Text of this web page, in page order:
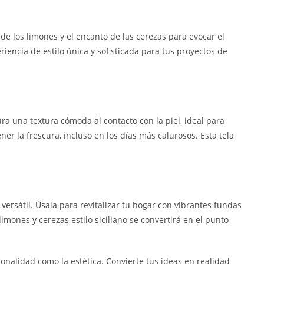
los limones y el encanto de las cerezas para evocar el
de estilo única y sofisticada para tus proyectos de
una textura cómoda al contacto con la piel, ideal para
la frescura, incluso en los días más calurosos. Esta tela
Úsala para revitalizar tu hogar con vibrantes fundas
y cerezas estilo siciliano se convertirá en el punto
como la estética. Convierte tus ideas en realidad